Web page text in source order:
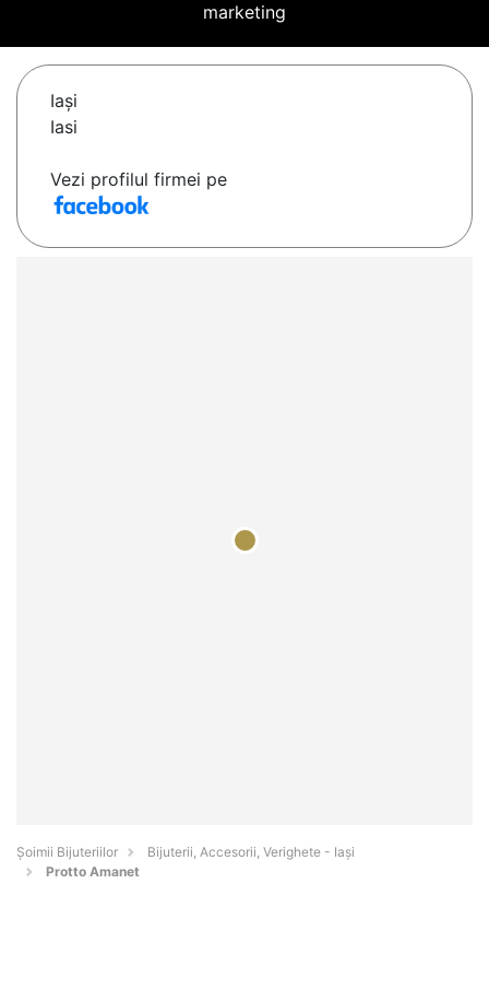
marketing
Iaşi
Iasi
Vezi profilul firmei pe
Şoimii Bijuteriilor
Bijuterii, Accesorii, Verighete - Iaşi
Protto Amanet